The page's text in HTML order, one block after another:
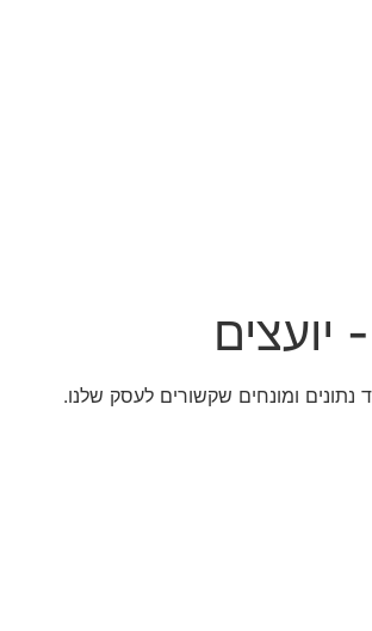
נתונים ומונחים שקשורים לעסק שלנו.